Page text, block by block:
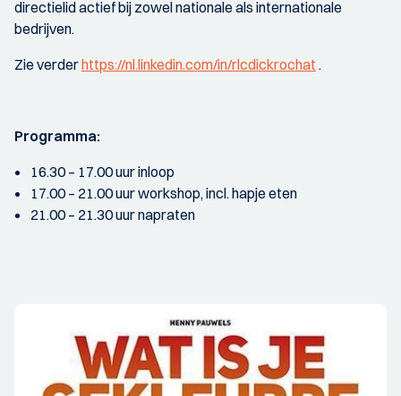
directielid actief bij zowel nationale als internationale
bedrijven.
Zie verderhttps://nl.linkedin.com/in/rlcdickrochat .
Programma:
16.30 – 17.00 uur inloop
17.00 – 21.00 uur workshop, incl. hapje eten
21.00 – 21.30 uur napraten